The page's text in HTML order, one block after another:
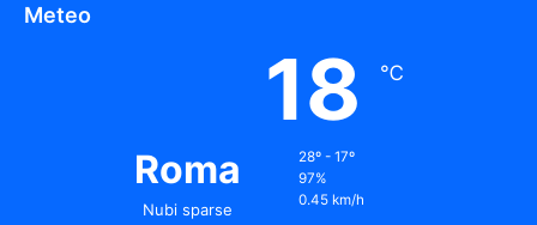
Meteo
Roma
Nubi sparse
18 ℃
28º - 17º
97%
0.45 km/h